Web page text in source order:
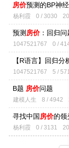
房价预测的BP神
杨利霞 0 / 3030
预测 房价：回归
1047521767 0 /
【R语言】回归
1047521767 5 /
B题 房价问题
建模人生 8 / 4942
寻找中国 房价的领
杨利霞 0 / 3131